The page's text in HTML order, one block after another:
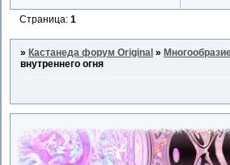
Страница:1
» Кастанеда форум Original »
внутреннего огня